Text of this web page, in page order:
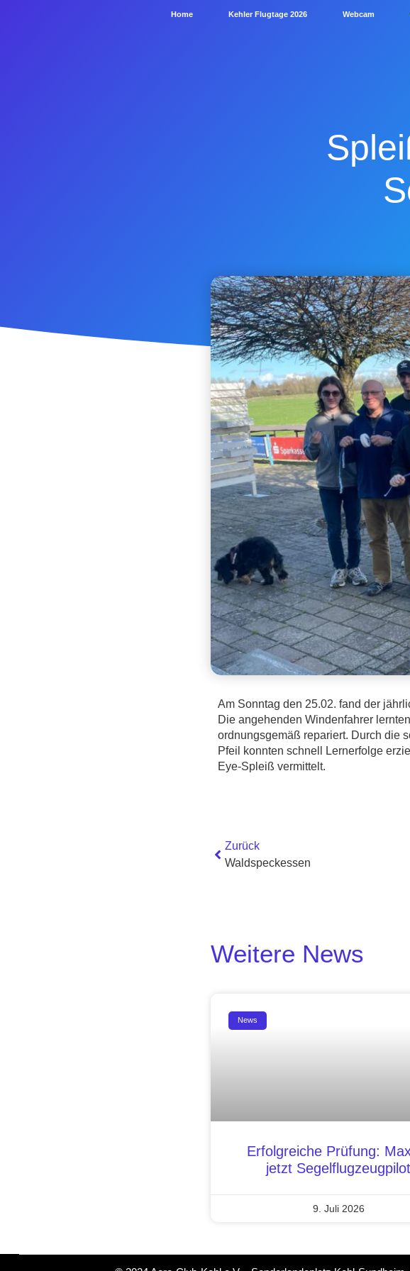
Home Kehler Flugtage 2026 Webcam
Am Sonntag den 25.02. fand der
Die angehenden Windenfahrer
ordnungsgemäß repariert. Durch die
Pfeil konnten schnell Lernerfolge
Eye-Spleiß vermittelt.
Zurück
Waldspeckessen
Weitere News
News
Erfolgreiche Prüfung:
jetzt Segelflugzeugpilot
9. Juli 2026